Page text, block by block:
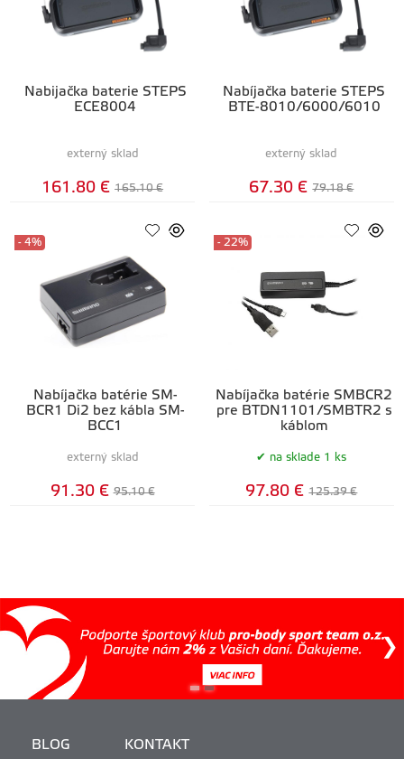
Nabijačka baterie STEPS
ECE8004
externý sklad
161.80 € 165.10 €
Nabíjačka baterie STEPS
BTE-8010/6000/6010
externý sklad
67.30 € 79.18 €
Nabíjačka batérie SM-
BCR1 Di2 bez kábla SM-
BCC1
- 4%
externý sklad
91.30 € 95.10 €
Nabíjačka batérie SMBCR2
pre BTDN1101/SMBTR2 s
káblom
- 22%
na sklade 1 ks
97.80 € 125.39 €
BLOG KONTAKT